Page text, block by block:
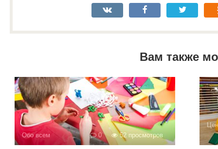
Вам также
Обо всем 0 52 просмотров